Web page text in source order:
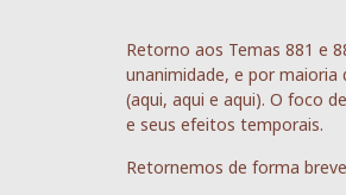
Retorno aos Temas 881 e
unanimidade, e por
(aqui, aqui e aqui). O foco
e seus efeitos temporais.
Retornemos de forma